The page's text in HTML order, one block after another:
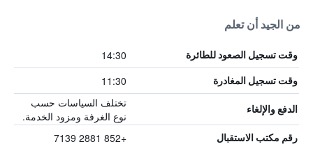
من الجيد أن تعلم
وقت تسجيل الصعود للطائرة 14:30
وقت تسجيل المغادرة 11:30
الدفع والإلغاء
تختلف السياسات حسب
نوع الغرفة ومزود الخدمة.
رقم مكتب الاستقبال +852 2881 7139